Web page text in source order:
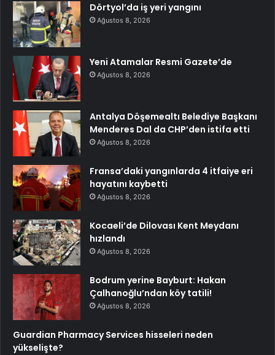
Dörtyol’da iş yeri yangını
Ağustos 8, 2026
Yeni Atamalar Resmi Gazete’de
Ağustos 8, 2026
Antalya Döşemealtı Belediye Başkanı
Menderes Dal da CHP’den istifa etti
Ağustos 8, 2026
Fransa’daki yangınlarda 4 itfaiye eri
hayatını kaybetti
Ağustos 8, 2026
Kocaeli’de Dilovası Kent Meydanı
hızlandı
Ağustos 8, 2026
Bodrum yerine Bayburt: Hakan
Çalhanoğlu’ndan köy tatili!
Ağustos 8, 2026
Guardian Pharmacy Services hisseleri neden
yükselişte?